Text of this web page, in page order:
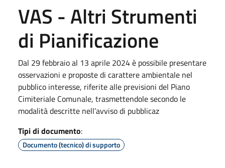
VAS - Altri Strumenti
di Pianificazione
Dal 29 febbraio al 13 aprile 2024 è possibile presentare
osservazioni e proposte di carattere ambientale nel
pubblico interesse, riferite alle previsioni del Piano
Cimiteriale Comunale, trasmettendole secondo le
modalità descritte nell’avviso di pubblicaz
Tipi di documento:
Documento (tecnico) di supporto